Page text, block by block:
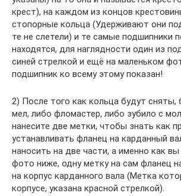
крест), на каждом из концов
стопорные кольца (Удерживают они
те не слетели) и те самые подшипники
находятся, для наглядности один из
синей стрелкой и ещё на маленьком
подшипник ко всему этому показан!
2) После того как кольца будут сняты,
мел, либо фломастер, либо зубило с
нанесите две метки, чтобы знать как
устанавливать фланец на карданный
наносить на две части, а именно как
фото ниже, одну метку на сам фланец
на корпус карданного вала (Метка
корпусе, указана красной стрелкой).